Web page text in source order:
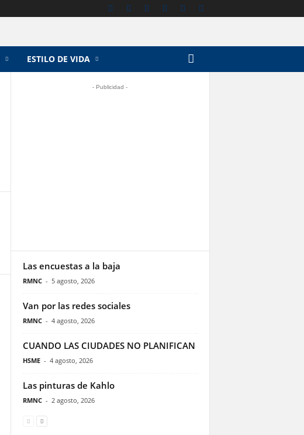
ESTILO DE VIDA
- Publicidad -
Las encuestas a la baja
RMNC - 5 agosto, 2026
Van por las redes sociales
RMNC - 4 agosto, 2026
CUANDO LAS CIUDADES NO PLANIFICAN
HSME - 4 agosto, 2026
Las pinturas de Kahlo
RMNC - 2 agosto, 2026